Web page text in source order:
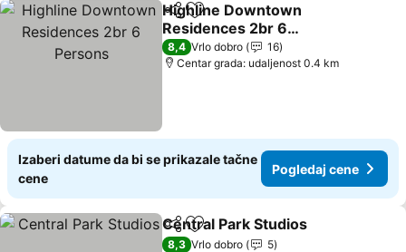
Deli Dodati u favorite
Highline Downtown
Residences 2br 6
Persons
Pogledaj cene
8,4 Vrlo dobro
16
Centar grada: udaljenost 0.4 km
Izaberi datume da bi se prikazale tačne
cene
Pogledaj cene
Deli Dodati u favorite
Central Park Studios
8,3 Vrlo dobro
5